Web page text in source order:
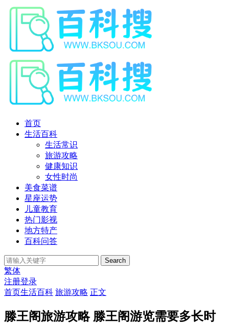
首页
生活百科
生活常识
旅游攻略
健康知识
女性时尚
美食菜谱
星座运势
儿童教育
热门影视
地方特产
百科问答
Search
繁体
注册登录
首页生活百科 旅游攻略 正文
滕王阁旅游攻略 滕王阁游览需要多长时